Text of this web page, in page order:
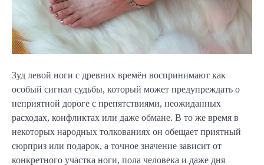
Зуд левой ноги с древних времён воспринимают как
особый сигнал судьбы, который может предупреждать о
неприятной дороге с препятствиями, неожиданных
расходах, конфликтах или даже обмане. В то же время в
некоторых народных толкованиях он обещает приятный
сюрприз или подарок, а точное значение зависит от
конкретного участка ноги, пола человека и даже дня